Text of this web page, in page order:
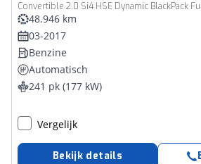
Convertible 2.0 Si4 HSE Dynamic BlackPack
48.946 km
03-2017
Benzine
Automatisch
241 pk (177 kW)
Vergelijk
Bekijk details